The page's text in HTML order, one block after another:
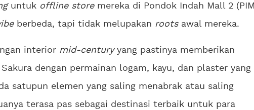
untuk offline storemereka di Pondok Indah Mall 2 (PIM
berbeda, tapi tidak melupakan rootsawal mereka.
interior mid-centuryyang pastinya memberikan
dengan permainan logam, kayu, dan plaster yang
satupun elemen yang saling menabrak atau saling
terasa pas sebagai destinasi terbaik untuk para